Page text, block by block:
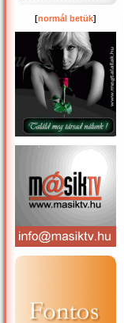
[normál betük]